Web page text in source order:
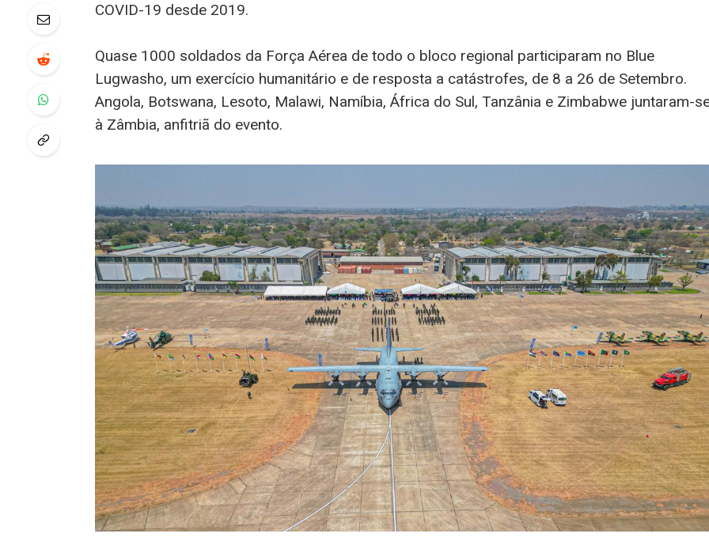
COVID-19 desde 2019.
Quase 1000 soldados da Força Aérea de todo o bloco regional participaram no Blue
Lugwasho, um exercício humanitário e de resposta a catástrofes, de 8 a 26 de Setembro.
Angola, Botswana, Lesoto, Malawi, Namíbia, África do Sul, Tanzânia e Zimbabwe juntaram-
à Zâmbia, anfitriã do evento.